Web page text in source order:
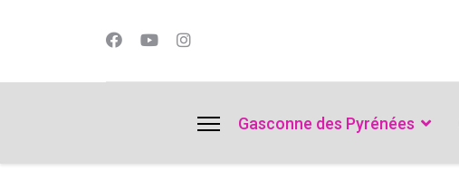
Gasconne des Pyrénées